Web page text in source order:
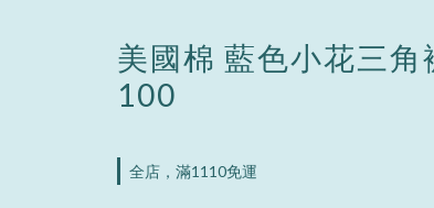
美國棉 藍色小花三角
100
全店，滿1110免運